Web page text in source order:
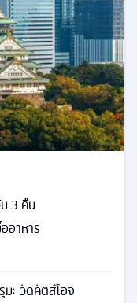
3 คืน
อาหาร
มะ วัดคัตสึโอจิ